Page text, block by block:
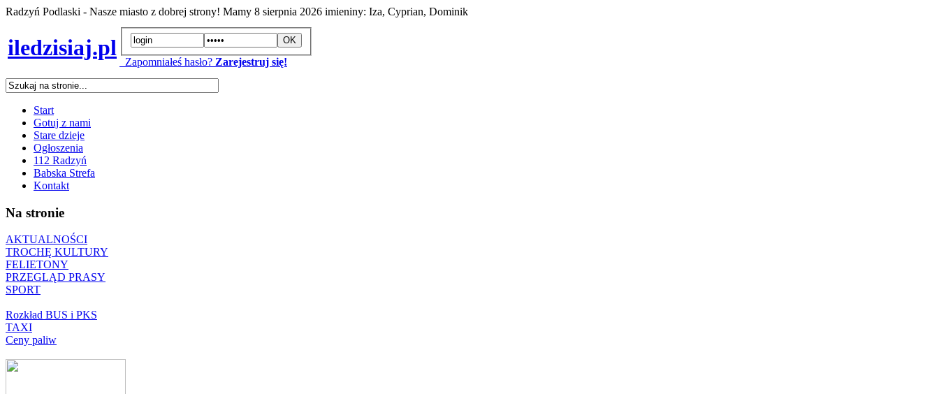
Radzyń Podlaski - Nasze miasto z dobrej strony! Mamy 8 sierpnia 2026 imieniny: Iza, Cyprian, Dominik
iledzisiaj.pl
Zapomniałeś hasło? Zarejestruj się!
Start
Gotuj z nami
Stare dzieje
Ogłoszenia
112 Radzyń
Babska Strefa
Kontakt
Na stronie
AKTUALNOŚCI
TROCHĘ KULTURY
FELIETONY
PRZEGLĄD PRASY
SPORT
Rozkład BUS i PKS
TAXI
Ceny paliw